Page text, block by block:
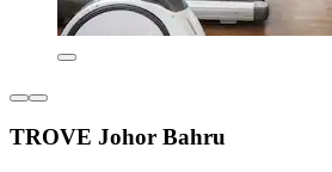
TROVE Johor Bahru